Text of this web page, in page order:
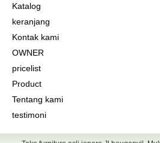
Katalog
keranjang
Kontak kami
OWNER
pricelist
Product
Tentang kami
testimoni